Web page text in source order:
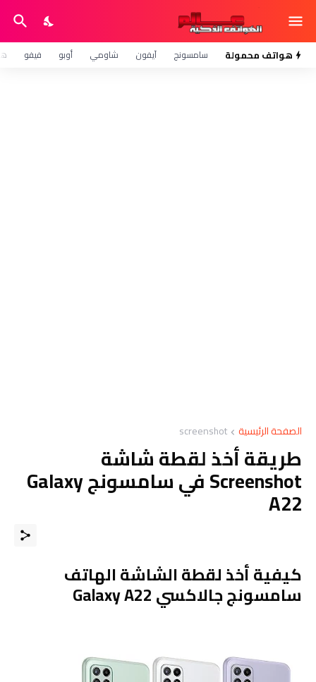
هواتف محمولة سامسونج آيفون شاومي أوبو فيفو
الصفحة الرئيسية screenshot
طريقة أخذ لقطة شاشة
Screenshot في سامسونج Galaxy
A22
كيفية أخذ لقطة الشاشة الهاتف
سامسونج جالاكسي Galaxy A22